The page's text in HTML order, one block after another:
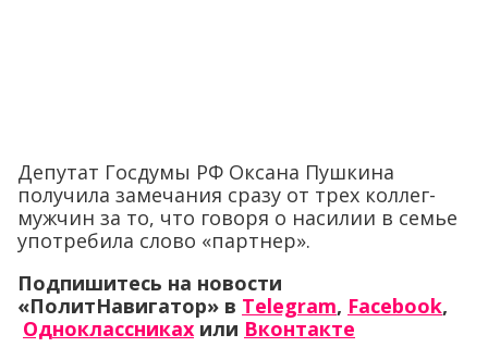
Депутат Госдумы РФ Оксана Пушкина
получила замечания сразу от трех коллег-
мужчин за то, что говоря о насилии в семье
употребила слово «партнер».
Подпишитесь на новости
«ПолитНавигатор» в Telegram, Facebook,
Одноклассниках или Вконтакте